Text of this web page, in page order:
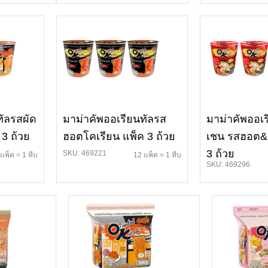
ลรสผัด
ถ้วย
พ็ค = 1 หีบ
มาม่าคัพออเรียนทัลรส
ฮอตโคเรียน แพ็ค 3 ถ้วย
SKU: 469221 12 แพ็ค = 1 หีบ
มาม่าคัพออ
เชน รสฮอต
3 ถ้วย
SKU: 469296